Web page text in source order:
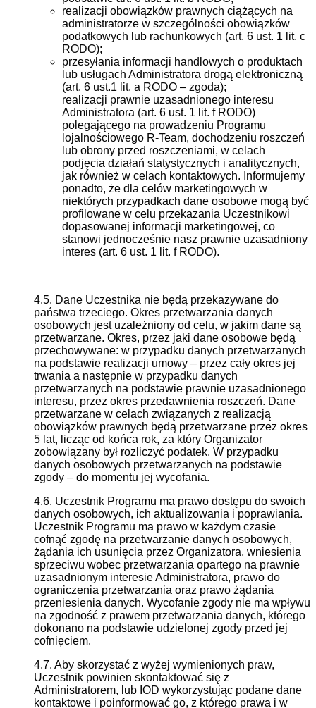
realizacji obowiązków prawnych ciążących na
administratorze w szczególności obowiązków
podatkowych lub rachunkowych (art. 6 ust. 1 lit. c
RODO);
przesyłania informacji handlowych o produktach
lub usługach Administratora drogą elektroniczną
(art. 6 ust.1 lit. a RODO – zgoda);
realizacji prawnie uzasadnionego interesu
Administratora (art. 6 ust. 1 lit. f RODO)
polegającego na prowadzeniu Programu
lojalnościowego R-Team, dochodzeniu roszczeń
lub obrony przed roszczeniami, w celach
podjęcia działań statystycznych i analitycznych,
jak również w celach kontaktowych. Informujemy
ponadto, że dla celów marketingowych w
niektórych przypadkach dane osobowe mogą być
profilowane w celu przekazania Uczestnikowi
dopasowanej informacji marketingowej, co
stanowi jednocześnie nasz prawnie uzasadniony
interes (art. 6 ust. 1 lit. f RODO).
4.5. Dane Uczestnika nie będą przekazywane do
państwa trzeciego. Okres przetwarzania danych
osobowych jest uzależniony od celu, w jakim dane są
przetwarzane. Okres, przez jaki dane osobowe będą
przechowywane: w przypadku danych przetwarzanych
na podstawie realizacji umowy – przez cały okres jej
trwania a następnie w przypadku danych
przetwarzanych na podstawie prawnie uzasadnionego
interesu, przez okres przedawnienia roszczeń. Dane
przetwarzane w celach związanych z realizacją
obowiązków prawnych będą przetwarzane przez okres
5 lat, licząc od końca rok, za który Organizator
zobowiązany był rozliczyć podatek. W przypadku
danych osobowych przetwarzanych na podstawie
zgody – do momentu jej wycofania.
4.6. Uczestnik Programu ma prawo dostępu do swoich
danych osobowych, ich aktualizowania i poprawiania.
Uczestnik Programu ma prawo w każdym czasie
cofnąć zgodę na przetwarzanie danych osobowych,
żądania ich usunięcia przez Organizatora, wniesienia
sprzeciwu wobec przetwarzania opartego na prawnie
uzasadnionym interesie Administratora, prawo do
ograniczenia przetwarzania oraz prawo żądania
przeniesienia danych. Wycofanie zgody nie ma wpływu
na zgodność z prawem przetwarzania danych, którego
dokonano na podstawie udzielonej zgody przed jej
cofnięciem.
4.7. Aby skorzystać z wyżej wymienionych praw,
Uczestnik powinien skontaktować się z
Administratorem, lub IOD wykorzystując podane dane
kontaktowe i poinformować go, z którego prawa i w